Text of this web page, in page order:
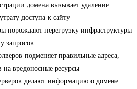
домена вызывает удаление
доступа к сайту
порождают перегрузку инфраструктуры
запросов
подменяет правильные адреса,
на вредоносные ресурсы
делают информацию о домене